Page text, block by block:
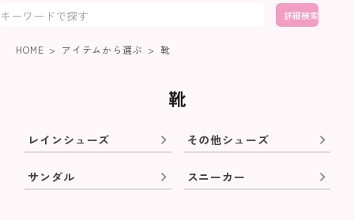
詳細検索
HOME アイテムから選ぶ 靴
靴
レインシューズ その他シューズ
サンダル スニーカー